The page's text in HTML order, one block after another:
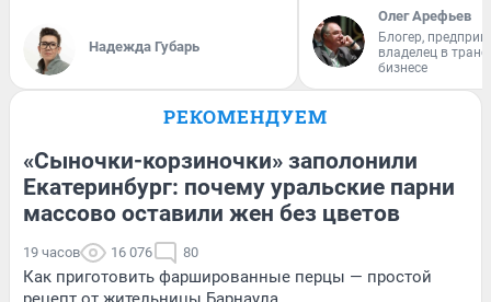
Надежда Губарь
Олег Арефьев
Блогер,
владелец в
бизнесе
РЕКОМЕНДУЕМ
«Сыночки-корзиночки» заполонили
Екатеринбург: почему уральские парни
массово оставили жен без цветов
19 часов 16 076 80
Как приготовить фаршированные перцы — простой